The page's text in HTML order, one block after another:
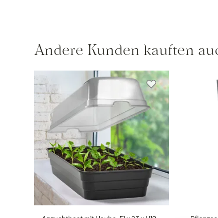
Andere Kunden kauften